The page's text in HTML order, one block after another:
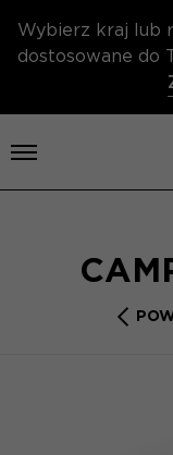
Wybierz kraj lub
dostosowane do
Otwórz menu